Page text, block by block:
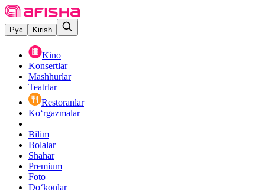
Рус Kirish
Kino
Konsertlar
Mashhurlar
Teatrlar
Restoranlar
Ko‘rgazmalar
Bilim
Bolalar
Shahar
Premium
Foto
Do‘konlar